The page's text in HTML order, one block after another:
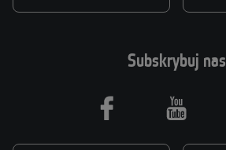
Subskrybuj nas
Facebook Youtube